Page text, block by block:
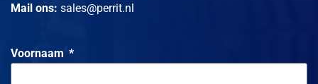
Mail ons: sales@perrit.nl
Voornaam